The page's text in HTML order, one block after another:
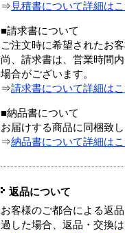
⇒ 見積書について詳細は
■請求書について
ご注文時に希望されたお
尚、請求書は、営業時間
場合がございます。
⇒請求書について詳細は
■納品書について
お届けする商品に同梱致し
⇒納品書について詳細は
返品について
お客様のご都合による返
過した場合、返品・交換